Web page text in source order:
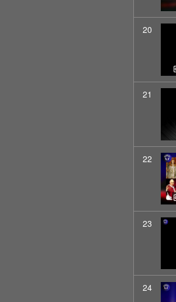
20
21
22
23
24